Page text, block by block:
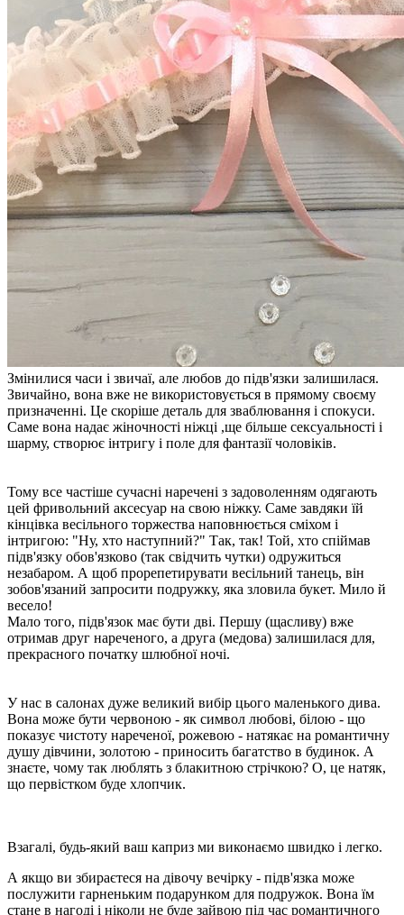
Змінилися часи і звичаї, але любов до підв'язки залишилася.
Звичайно, вона вже не використовується в прямому своєму
призначенні. Це скоріше деталь для зваблювання і спокуси.
Саме вона надає жіночності ніжці ,ще більше сексуальності і
шарму, створює інтригу і поле для фантазії чоловіків.
Тому все частіше сучасні наречені з задоволенням одягають
цей фривольний аксесуар на свою ніжку. Саме завдяки їй
кінцівка весільного торжества наповнюється сміхом і
інтригою: "Ну, хто наступний?" Так, так! Той, хто спіймав
підв'язку обов'язково (так свідчить чутки) одружиться
незабаром. А щоб прорепетирувати весільний танець, він
зобов'язаний запросити подружку, яка зловила букет. Мило й
весело!
Мало того, підв'язок має бути дві. Першу (щасливу) вже
отримав друг нареченого, а друга (медова) залишилася для,
прекрасного початку шлюбної ночі.
У нас в салонах дуже великий вибір цього маленького дива.
Вона може бути червоною - як символ любові, білою - що
показує чистоту нареченої, рожевою - натякає на романтичну
душу дівчини, золотою - приносить багатство в будинок. А
знаєте, чому так люблять з блакитною стрічкою? О, це натяк,
що первістком буде хлопчик.
Взагалі, будь-який ваш каприз ми виконаємо швидко і легко.
А якщо ви збираєтеся на дівочу вечірку - підв'язка може
послужити гарненьким подарунком для подружок. Вона їм
стане в нагоді і ніколи не буде зайвою під час романтичного